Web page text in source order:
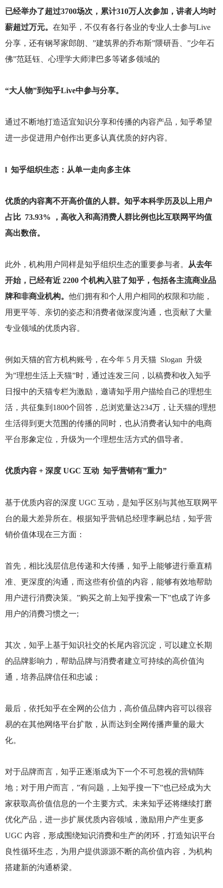
已经举办了超过3700场次，累计310万人次参加，讲者人均时
薪超过万元。 在知乎，不仅有各行各业的专业人士参与Live
分享，还有钢琴家郎朗、”建筑界的乔布斯”隈研吾、”少年石
佛”范廷钰、心理学大师津巴多等诸多领域的
“大人物”到知乎Live中参与分享。
通过不断地打造适宜知识分享和传播的内容产品，知乎希望
进一步促进用户创作出更多认真优质的好内容。
l 知乎组织生态：从单一走向多主体
优质的内容离不开高价值的人群。知乎本科学历及以上用户
占比 73.93% ，高收入和高消费人群比例也比互联网平均值
高出数倍。
此外，机构用户同样是知乎组织生态的重要参与者。
从去年
开始，已经有近 2200 个机构入驻了知乎，包括各主流商业品
牌和非商业机构。 他们拥有和个人用户相同的权限和功能，
用更平等、亲切的姿态和消费者做深度沟通，也贡献了大量
专业领域的优质内容。
例如天猫的官方机构账号，在今年 5 月天猫 Slogan 升级
为”理想生活上天猫”时，通过连发三问，以稿费和收入知乎
日报中的天猫专栏为激励，邀请知乎用户描绘自己的理想生
活，共征集到1800个回答，总浏览量达234万，让天猫的理想
生活得到更大范围的传播的同时，也从消费者认知中的电商
平台形象定位，升级为一个理想生活方式的倡导者。
优质内容 + 深度 UGC 互动 知乎营销有”重力”
基于优质内容的深度 UGC 互动，是知乎区别与其他互联网平
台的最大差异所在。根据知乎营销总经理李嗣总结，知乎营
销价值体现在三方面：
首先，相比浅层信息传递和大传播，知乎上能够进行垂直精
准、更深度的沟通，而这些有价值的内容，能够有效地帮助
用户进行消费决策。”购买之前上知乎搜索一下”也成了许多
用户的消费习惯之一;
其次，知乎上基于知识社交的长尾内容沉淀，可以建立长期
的品牌影响力，帮助品牌与消费者建立可持续的高价值沟
通，培养品牌信任和忠诚；
最后，依托知乎在全网的公信力，高价值品牌内容可以很容
易的在其他网络平台扩散，从而达到全网传播声量的最大
化。
对于品牌而言，知乎正逐渐成为下一个不可忽视的营销阵
地；对于用户而言，”有问题，上知乎搜一下”也已经成为大
家获取高价值信息的一个主要方式。未来知乎还将继续打磨
优化产品，进一步扩展优质内容领域，激励用户产生更多
UGC 内容，形成围绕知识消费和生产的闭环，打造知识平台
良性循环生态，为用户提供源源不断的高价值内容，为机构
搭建新的沟通桥梁。